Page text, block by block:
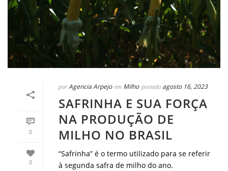
0
0
por Agencia Arpejo em Milho postado agosto 16, 2023
SAFRINHA E SUA FORÇA
NA PRODUÇÃO DE
MILHO NO BRASIL
“Safrinha” é o termo utilizado para se referir
à segunda safra de milho do ano.